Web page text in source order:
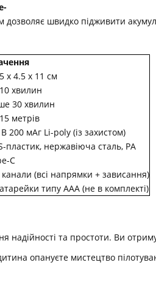
швидко підживити
х 4.5 х 11 см
хвилин
30 хвилин
метрів
200 мАг Li-poly (із захистом)
пластик, нержавіюча сталь, PA
C
(всі напрямки + зависання)
типу ААА (не в комплекті)
надійності та простоти. Ви
опануєте мистецтво